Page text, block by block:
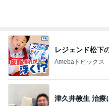
レジェンド松下
Amebaトピックス
津久井教生 治療